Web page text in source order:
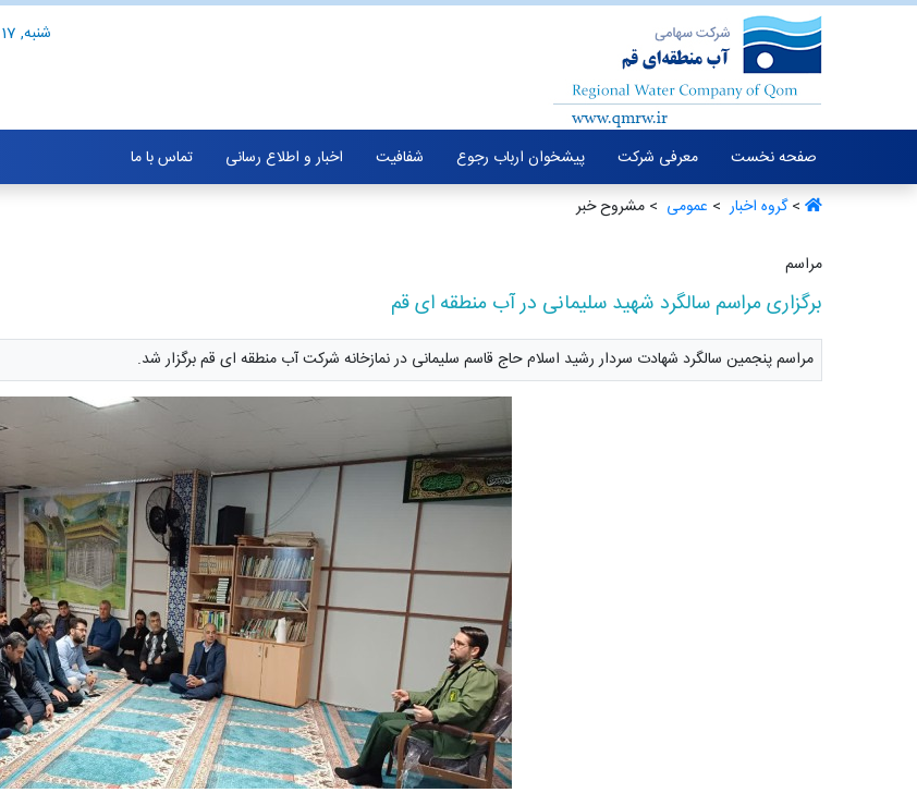
شنبه, 17 مرداد 1405
صفحه نخست معرفی شرکت پیشخوان ارباب رجوع شفافیت اخبار و اطلاع رسانی
تماس با ما
>گروه اخبار ‏ > عمومی ‏ > مشروح خبر
مراسم
برگزاری مراسم سالگرد شهید سلیمانی در آب منطقه ای قم
مراسم پنجمین سالگرد شهادت سردار رشید اسلام حاج قاسم سلیمانی در نمازخانه شرکت آب منطقه ای قم برگزار شد.